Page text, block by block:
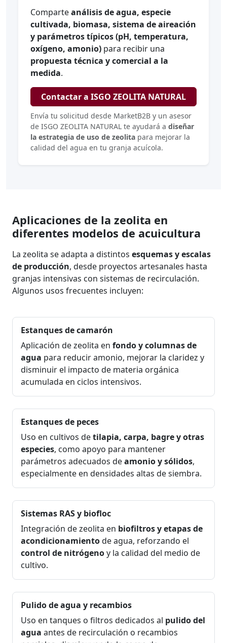
Comparteanálisis de agua, especie
cultivada, biomasa, sistema de aireación
y parámetros típicos (pH, temperatura,
oxígeno, amonio) para recibir una
propuesta técnica y comercial a la
medida.
Contactar a ISGO ZEOLITA NATURAL
Envía tu solicitud desde MarketB2B y un asesor
de ISGO ZEOLITA NATURAL te ayudará a diseñar
la estrategia de uso de zeolita para mejorar la
calidad del agua en tu granja acuícola.
Aplicaciones de la zeolita en
diferentes modelos de acuicultura
La zeolita se adapta a distintos esquemas y escalas
de producción, desde proyectos artesanales hasta
granjas intensivas con sistemas de recirculación.
Algunos usos frecuentes incluyen:
Estanques de camarón
Aplicación de zeolita en fondo y columnas de
agua para reducir amonio, mejorar la claridez y
disminuir el impacto de materia orgánica
acumulada en ciclos intensivos.
Estanques de peces
Uso en cultivos detilapia, carpa, bagre y otras
especies, como apoyo para mantener
parámetros adecuados deamonio y sólidos,
especialmente en densidades altas de siembra.
Sistemas RAS y biofloc
Integración de zeolita en biofiltros y etapas de
acondicionamientode agua, reforzando el
control de nitrógenoy la calidad del medio de
cultivo.
Pulido de agua y recambios
Uso en tanques o filtros dedicados al pulido del
agua antes de recirculación o recambios